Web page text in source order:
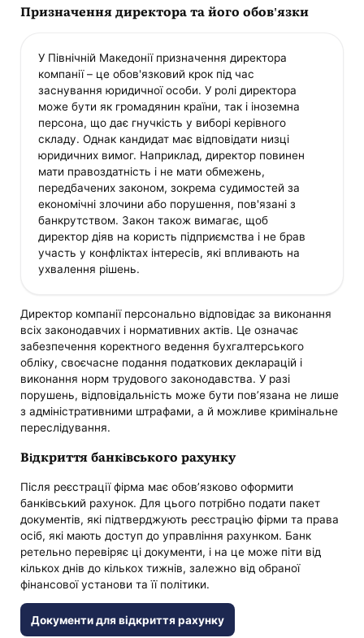
Призначення директора та його обов'язки
У Північній Македонії призначення директора
компанії – це обов'язковий крок під час
заснування юридичної особи. У ролі директора
може бути як громадянин країни, так і іноземна
персона, що дає гнучкість у виборі керівного
складу. Однак кандидат має відповідати низці
юридичних вимог. Наприклад, директор повинен
мати правоздатність і не мати обмежень,
передбачених законом, зокрема судимостей за
економічні злочини або порушення, пов'язані з
банкрутством. Закон також вимагає, щоб
директор діяв на користь підприємства і не брав
участь у конфліктах інтересів, які впливають на
ухвалення рішень.
Директор компанії персонально відповідає за виконання
всіх законодавчих і нормативних актів. Це означає
забезпечення коректного ведення бухгалтерського
обліку, своєчасне подання податкових декларацій і
виконання норм трудового законодавства. У разі
порушень, відповідальність може бути пов’язана не лише
з адміністративними штрафами, а й можливе кримінальне
переслідування.
Відкриття банківського рахунку
Після реєстрації фірма має обов’язково оформити
банківський рахунок. Для цього потрібно подати пакет
документів, які підтверджують реєстрацію фірми та права
осіб, які мають доступ до управління рахунком. Банк
ретельно перевіряє ці документи, і на це може піти від
кількох днів до кількох тижнів, залежно від обраної
фінансової установи та її політики.
Документи для відкриття рахунку